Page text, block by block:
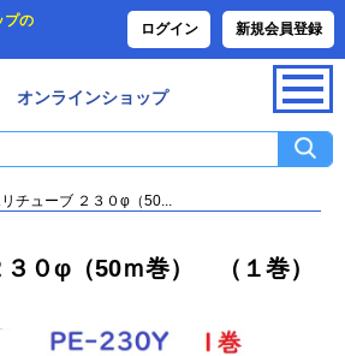
プの
ログイン 新規会員登録
オンラインショップ
チューブ ２３０φ（50...
０φ（50ｍ巻） （１巻）